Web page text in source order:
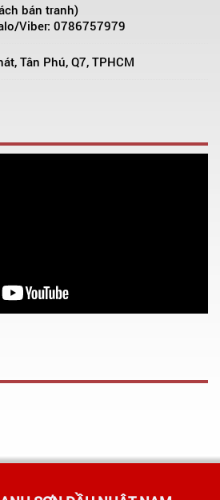
bán tranh)
Viber: 0786757979
Tân Phú, Q7, TPHCM